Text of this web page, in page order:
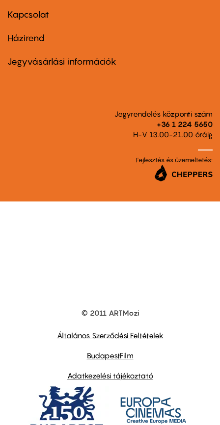
firstKapcsolat
Footer
second
Házirend
Jegyvásárlási információk
Jegyrendelés központi szám
+36 1 224 5650
H-V 13.00-21.00 óráig
Fejlesztés és üzemeltetés:
© 2011 ARTMozi
Általános Szerződési Feltételek
BudapestFilm
Adatkezelési tájékoztató